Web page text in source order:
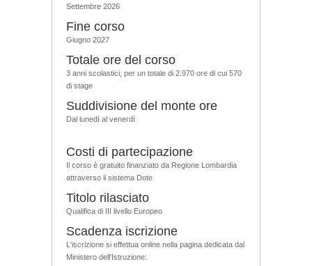
Settembre 2026
Fine corso
Giugno 2027
Totale ore del corso
3 anni scolastici, per un totale di 2.970 ore di cui 570
di stage
Suddivisione del monte ore
Dal lunedì al venerdì
Costi di partecipazione
Il corso è gratuito finanziato da Regione Lombardia
attraverso il sistema Dote
Titolo rilasciato
Qualifica di III livello Europeo
Scadenza iscrizione
L'iscrizione si effettua online nella pagina dedicata dal
Ministero dell'Istruzione: